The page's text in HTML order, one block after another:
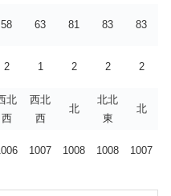
58 63 81 83 83
2 1 2 2 2
北
西
西北
西
北
北北
東
北
1007 1008 1008 1007